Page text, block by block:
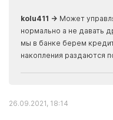
kolu411 → Может
нормально а не давать
мы в банке берем
накопления раздаются
26.09.2021, 18:14